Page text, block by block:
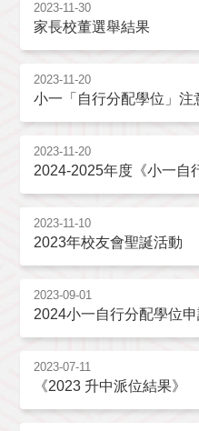
2023-11-30
家長校董選舉結果
2023-11-20
小一「自行分配學位」注
2023-11-20
2024-2025年度《小一自
2023-11-10
2023年校友會聖誕活動
2023-09-01
2024小一自行分配學位
2023-07-11
《2023 升中派位結果》